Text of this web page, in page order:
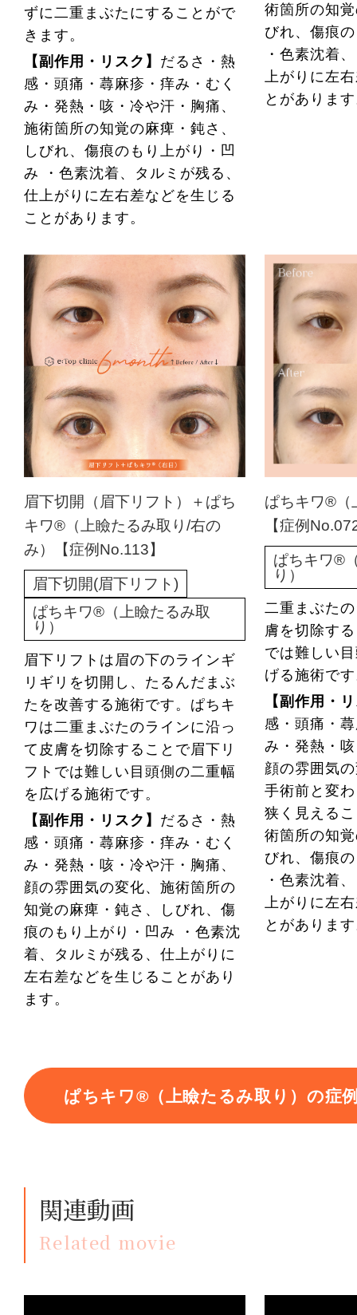
ずに二重まぶたにすることがで
きます。
【副作用・リスク】 だるさ・熱
感・頭痛・蕁麻疹・痒み・むく
み・発熱・咳・冷や汗・胸痛、
施術箇所の知覚の麻痺・鈍さ、
しびれ、傷痕のもり上がり・凹
み ・色素沈着、タルミが残る、
仕上がりに左右差などを生じる
ことがあります。
術箇所の知
びれ、傷痕
・色素沈着
上がりに左
とがありま
眉下切開（眉下リフト）＋ぱち
キワ®（上瞼たるみ取り/右の
み）【症例No.113】
眉下切開(眉下リフト)
ぱちキワ®（上瞼たるみ取
り）
眉下リフトは眉の下のラインギ
リギリを切開し、たるんだまぶ
たを改善する施術です。ぱちキ
ワは二重まぶたのラインに沿っ
て皮膚を切除することで眉下リ
フトでは難しい目頭側の二重幅
を広げる施術です。
【副作用・リスク】 だるさ・熱
感・頭痛・蕁麻疹・痒み・むく
み・発熱・咳・冷や汗・胸痛、
顔の雰囲気の変化、施術箇所の
知覚の麻痺・鈍さ、しびれ、傷
痕のもり上がり・凹み ・色素沈
着、タルミが残る、仕上がりに
左右差などを生じることがあり
ます。
ぱちキワ®（
【症例
ぱちキワ®
り）
二重まぶた
膚を切除す
では難しい
げる施術で
【副作用・
感・頭痛・
み・発熱・
顔の雰囲気
手術前と変
狭く見える
術箇所の知
びれ、傷痕
・色素沈着
上がりに左
とがありま
ぱちキワ®（上瞼たるみ取り）の症
関連動画
Related movie